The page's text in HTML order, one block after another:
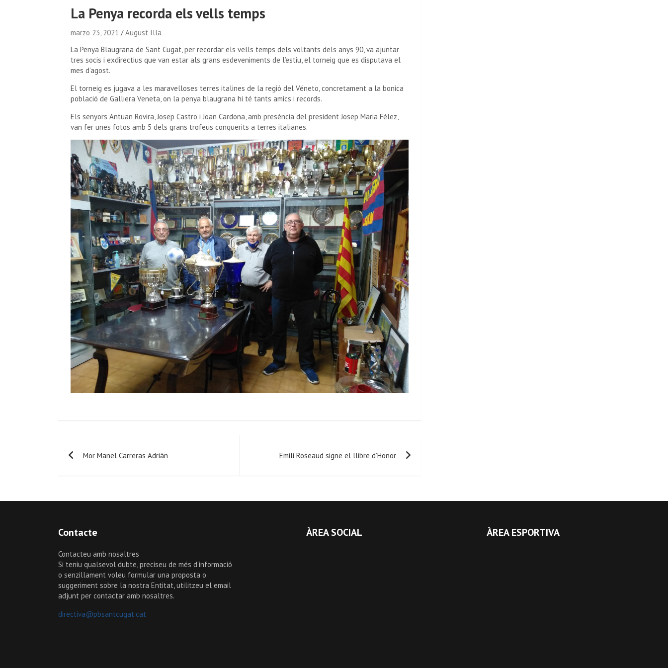
La Penya recorda els vells temps
marzo 23, 2021
August Illa
La Penya Blaugrana de Sant Cugat, per recordar els vells temps dels voltants dels anys 90, va ajuntar
tres socis i exdirectius que van estar als grans esdeveniments de l’estiu, el torneig que es disputava el
mes d’agost.
El torneig es jugava a les maravelloses terres italines de la regió del Véneto, concretament a la bonica
població de Galliera Veneta, on la penya blaugrana hi té tants amics i records.
Els senyors Antuan Rovira, Josep Castro i Joan Cardona, amb presència del president Josep Maria Félez,
van fer unes fotos amb 5 dels grans trofeus conquerits a terres italianes.
Mor Manel Carreras Adrián Emili Roseaud signe el llibre d’Honor
Contacte
Contacteu amb nosaltres
Si teniu qualsevol dubte, preciseu de més d’informació
o senzillament voleu formular una proposta o
suggeriment sobre la nostra Entitat, utilitzeu el email
adjunt per contactar amb nosaltres.
directiva@pbsantcugat.cat
ÀREA SOCIAL ÀREA ESPORTIVA